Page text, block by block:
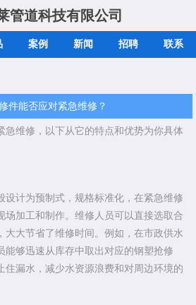
管道科技有限公司
案例 新闻 招聘 联系
件能否应对紧急维修？
急维修，以下从它的特点和优势为你具体
设计为预制式，规格标准化，在紧急维修
场加工和制作。维修人员可以直接选取合
大大节省了维修时间。例如，在市政供水
能够迅速从库存中取出对应的钢塑抢修
住漏水，减少水资源浪费和对周边环境的